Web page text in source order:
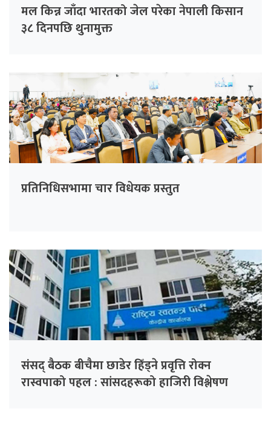
मल किन्न जाँदा भारतको जेल परेका नेपाली किसान
३८ दिनपछि थुनामुक्त
प्रतिनिधिसभामा चार विधेयक प्रस्तुत
संसद् बैठक बीचैमा छाडेर हिँड्ने प्रवृत्ति रोक्न
रास्वपाको पहल : सांसदहरूको हाजिरी विश्लेषण